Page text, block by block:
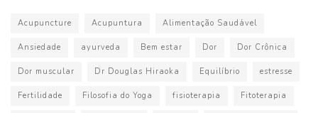
Acupuncture Acupuntura Alimentação Saudável
Ansiedade ayurveda Bem estar Dor Dor Crônica
Dor muscular Dr Douglas Hiraoka Equilíbrio estresse
Fertilidade Filosofia do Yoga fisioterapia Fitoterapia